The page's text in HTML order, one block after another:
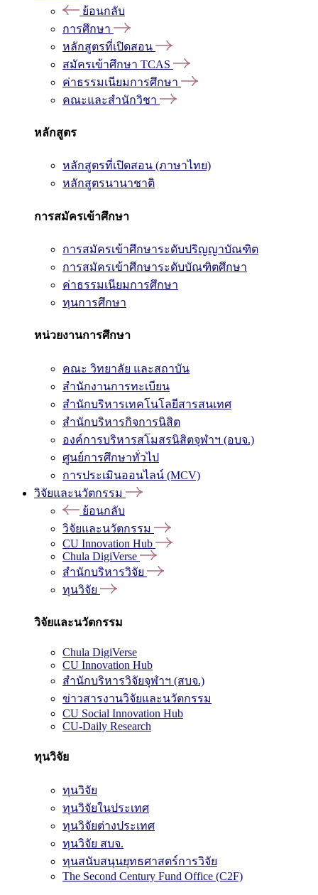
ย้อนกลับ
การศึกษา
หลักสูตรที่เปิดสอน
สมัครเข้าศึกษา TCAS
ค่าธรรมเนียมการศึกษา
คณะและสำนักวิชา
หลักสูตร
หลักสูตรที่เปิดสอน (ภาษาไทย)
หลักสูตรนานาชาติ
การสมัครเข้าศึกษา
การสมัครเข้าศึกษาระดับปริญญาบัณฑิต
การสมัครเข้าศึกษาระดับบัณฑิตศึกษา
ค่าธรรมเนียมการศึกษา
ทุนการศึกษา
หน่วยงานการศึกษา
คณะ วิทยาลัย และสถาบัน
สำนักงานการทะเบียน
สำนักบริหารเทคโนโลยีสารสนเทศ
สำนักบริหารกิจการนิสิต
องค์การบริหารสโมสรนิสิตจุฬาฯ (อบจ.)
ศูนย์การศึกษาทั่วไป
การประเมินออนไลน์ (MCV)
วิจัยและนวัตกรรม
ย้อนกลับ
วิจัยและนวัตกรรม
CU Innovation Hub
Chula DigiVerse
สำนักบริหารวิจัย
ทุนวิจัย
วิจัยและนวัตกรรม
Chula DigiVerse
CU Innovation Hub
สำนักบริหารวิจัยจุฬาฯ (สบจ.)
ข่าวสารงานวิจัยและนวัตกรรม
CU Social Innovation Hub
CU-Daily Research
ทุนวิจัย
ทุนวิจัย
ทุนวิจัยในประเทศ
ทุนวิจัยต่างประเทศ
ทุนวิจัย สบจ.
ทุนสนับสนุนยุทธศาสตร์การวิจัย
The Second Century Fund Office (C2F)